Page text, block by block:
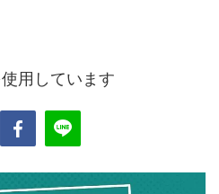
用しています